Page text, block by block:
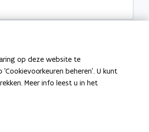
informatie
Taaladvies
op deze website te
beheren'. U kunt
Meer info leest u in het